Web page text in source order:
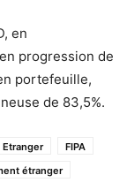
en
progression de
portefeuille,
de 83,5%.
FIPA
étranger